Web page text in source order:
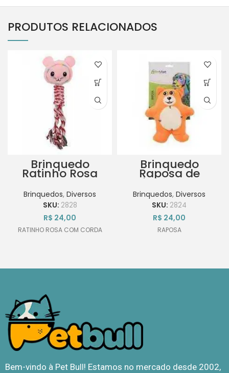
PRODUTOS RELACIONADOS
Brinquedo
Ratinho Rosa
Pelúcia Pet Mart
28cm
Brinquedos, Diversos
SKU: 2828
R$ 24,00
RATINHO ROSA COM CORDA
Brinquedo
Raposa de
Pelúcia Pet Mart
17cm
Brinquedos, Diversos
SKU: 2824
R$ 24,00
RAPOSA
Bem-vindo à Pet Bull! Estamos no mercado desde 2002,